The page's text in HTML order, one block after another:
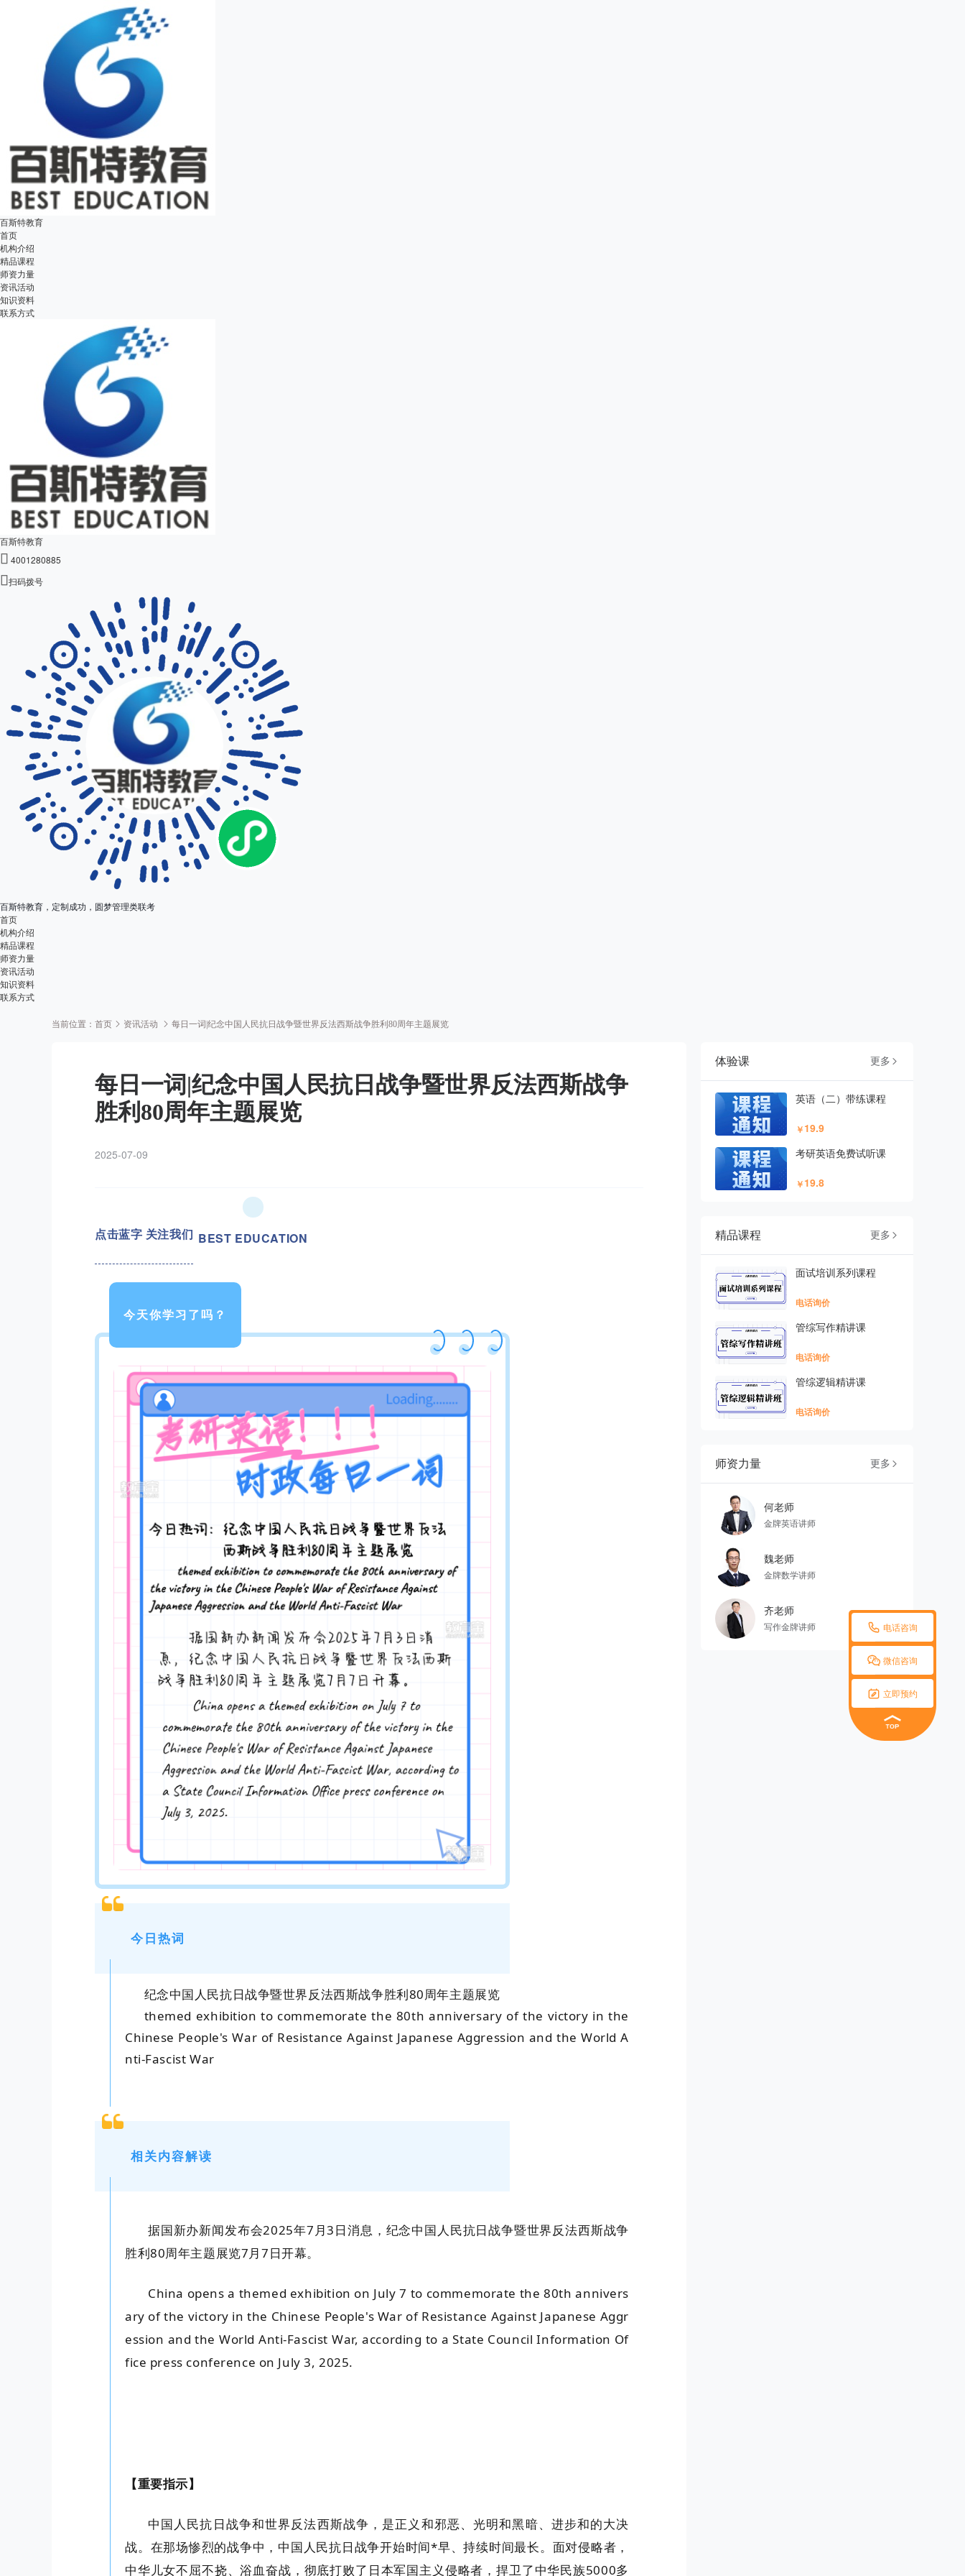
百斯特教育
首页
机构介绍
精品课程
师资力量
资讯活动
知识资料
联系方式
百斯特教育
 4001280885
扫码拨号
百斯特教育，定制成功，圆梦管理类联考
首页
机构介绍
精品课程
师资力量
资讯活动
知识资料
联系方式
 电话咨询
 微信咨询
 立即预约
当前位置： 首页 资讯活动 每日一词|纪念中国人民抗日战争暨世界反法西斯战争胜利80周年主题展览
每日一词|纪念中国人民抗日战争暨世界反法西斯战争
胜利80周年主题展览
2025-07-09
点击蓝字 关注我们 BEST EDUCATION
今天你学习了吗？
今日热词
纪念中国人民抗日战争暨世界反法西斯战争胜利80周年主题展览
themed exhibition to commemorate the 80th anniversary of the victory in the
Chinese People's War of Resistance Against Japanese Aggression and the World A
nti-Fascist War
相关内容解读
据国新办新闻发布会2025年7月3日消息，纪念中国人民抗日战争暨世界反法西斯战争
胜利80周年主题展览7月7日开幕。
China opens a themed exhibition on July 7 to commemorate the 80th annivers
ary of the victory in the Chinese People's War of Resistance Against Japanese Aggr
ession and the World Anti-Fascist War, according to a State Council Information Of
fice press conference on July 3, 2025.
【重要指示】
中国人民抗日战争和世界反法西斯战争，是正义和邪恶、光明和黑暗、进步和的大决
战。在那场惨烈的战争中，中国人民抗日战争开始时间*早、持续时间最长。面对侵略者，
中华儿女不屈不挠、浴血奋战，彻底打败了日本军国主义侵略者，捍卫了中华民族5000多
体验课 更多 
英语（二）带练课程
￥19.9
考研英语免费试听课
￥19.8
精品课程 更多 
面试培训系列课程
电话询价
管综写作精讲课
电话询价
管综逻辑精讲课
电话询价
师资力量 更多 
何老师
金牌英语讲师
魏老师
金牌数学讲师
齐老师
写作金牌讲师